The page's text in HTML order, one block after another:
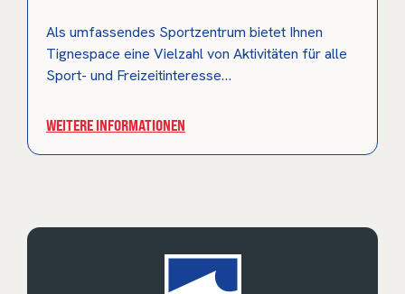
Als umfassendes Sportzentrum bietet Ihnen
Tignespace eine Vielzahl von Aktivitäten für alle
Sport- und Freizeitinteresse…
WEITERE INFORMATIONEN